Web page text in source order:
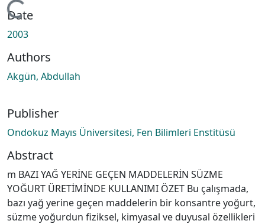
Loading...
Date
2003
Authors
Akgün, Abdullah
Publisher
Ondokuz Mayıs Üniversitesi, Fen Bilimleri Enstitüsü
Abstract
m BAZI YAĞ YERİNE GEÇEN MADDELERİN SÜZME
YOĞURT ÜRETİMİNDE KULLANIMI ÖZET Bu çalışmada,
bazı yağ yerine geçen maddelerin bir konsantre yoğurt,
süzme yoğurdun fiziksel, kimyasal ve duyusal özellikleri